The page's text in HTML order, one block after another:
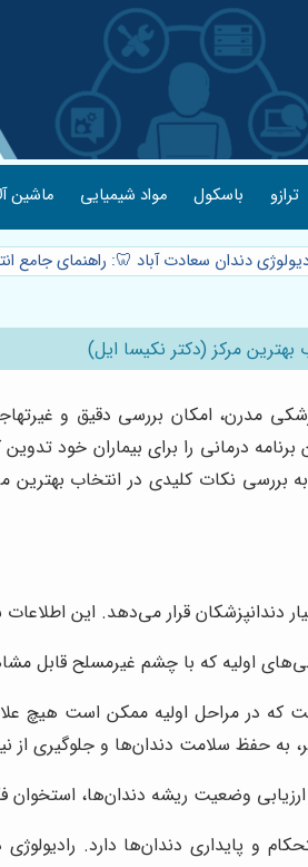
ترازو باسکول مواد شیمیایی ماشین
دندان سعادت آباد 🦷: راهنمای جامع
مرکز (دکتر نکیسا ایل)
مدرن، امکان بررسی دقیق و
درمانی را برای بیماران خود
بررسی نکات کلیدی در انتخاب
دندانپزشکان قرار می‌دهد. این
اولیه که با چشم غیرمسلح قابل
در مراحل اولیه ممکن است هیچ
به حفظ سلامت دندان‌ها و جلوگیری از
ارزیابی وضعیت ریشه دندان‌ها،
پایداری دندان‌ها دارد.